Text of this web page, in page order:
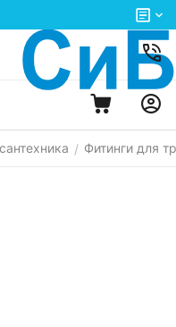
/ Фитинги для